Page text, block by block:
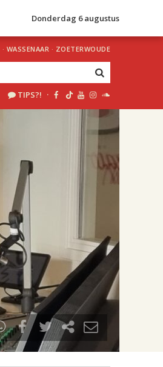
Donderdag 6 augustus
· WASSENAAR · ZOETERWOUDE
TIPS?! ·
uur 1 van 2
Volgend uur